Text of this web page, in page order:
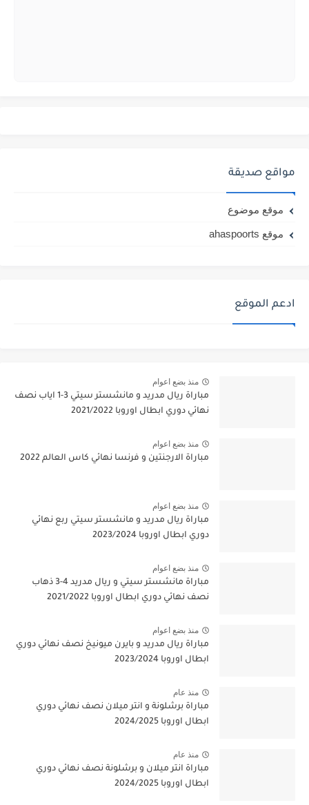
مواقع صديقة
موقع موضوع
موقع ahaspoorts
ادعم الموقع
منذ بضع اعوام
مباراة ريال مدريد و مانشستر سيتي 3-1 اياب نصف
نهائي دوري ابطال اوروبا 2021/2022
منذ بضع اعوام
مباراة الارجنتين و فرنسا نهائي كاس العالم 2022
منذ بضع اعوام
مباراة ريال مدريد و مانشستر سيتي ربع نهائي
دوري ابطال اوروبا 2023/2024
منذ بضع اعوام
مباراة مانشستر سيتي و ريال مدريد 4-3 ذهاب
نصف نهائي دوري ابطال اوروبا 2021/2022
منذ بضع اعوام
مباراة ريال مدريد و بايرن ميونيخ نصف نهائي دوري
ابطال اوروبا 2023/2024
منذ عام
مباراة برشلونة و انتر ميلان نصف نهائي دوري
ابطال اوروبا 2024/2025
منذ عام
مباراة انتر ميلان و برشلونة نصف نهائي دوري
ابطال اوروبا 2024/2025